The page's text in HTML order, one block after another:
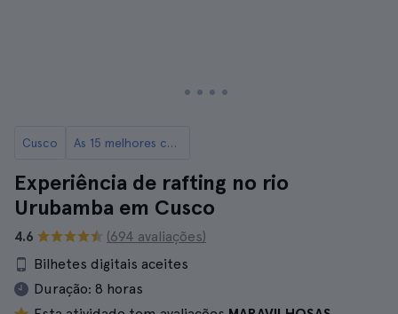
Cusco As 15 melhores coisas para fazer em Cuzco
Experiência de rafting no rio
Urubamba em Cusco
4.6
(694 avaliações)
Bilhetes digitais aceites
Duração: 8 horas